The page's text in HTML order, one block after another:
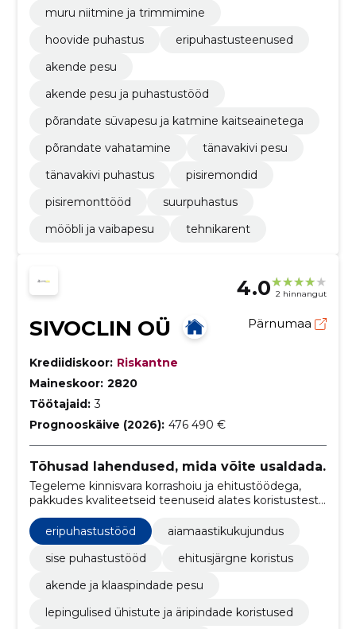
muru niitmine ja trimmimine
hoovide puhastus
eripuhastusteenused
akende pesu
akende pesu ja puhastustööd
põrandate süvapesu ja katmine kaitseainetega
põrandate vahatamine
tänavakivi pesu
tänavakivi puhastus
pisiremondid
pisiremonttööd
suurpuhastus
mööbli ja vaibapesu
tehnikarent
4.0 2 hinnangut
SIVOCLIN OÜ Pärnumaa
Krediidiskoor: Riskantne
Maineskoor: 2820
Töötajaid: 3
Prognooskäive (2026): 476 490 €
Tõhusad lahendused, mida võite usaldada.
Tegeleme kinnisvara korrashoiu ja ehitustöödega,
pakkudes kvaliteetseid teenuseid alates koristustest
kuni keerukate ehitusprojektideni.
eripuhastustööd
aiamaastikukujundus
sise puhastustööd
ehitusjärgne koristus
akende ja klaaspindade pesu
lepingulised ühistute ja äripindade koristused